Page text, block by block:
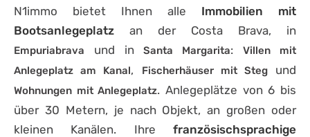
N1immo bietet Ihnen alle Immobilien mit
Bootsanlegeplatz an der Costa Brava, in
Empuriabrava und in Santa Margarita: Villen mit
Anlegeplatz am Kanal, Fischerhäuser mit Stegund
Wohnungen mit Anlegeplatz. Anlegeplätze von 6 bis
über 30 Metern, je nach Objekt, an großen oder
kleinen Kanälen. Ihre französischsprachige